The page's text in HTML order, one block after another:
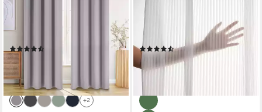
Wärmeisolierend Blickdicht (2
Ösen
ab 11,99 €
-33%
lieferbar - in 2-3 Werktagen bei dir
+2
wohnzimmer modern
transparent weiß oder beige
(2 St), Ösen, transparent,
polyester(91)
ab 19,99 € UVP
(10,00 €/ 1 Stk)
-80%